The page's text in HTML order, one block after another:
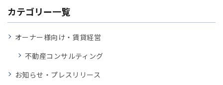
カテゴリー一覧
オーナー様向け・賃貸経営
不動産コンサルティング
お知らせ・プレスリリース